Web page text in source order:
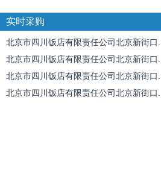
实时采购
北京市四川饭店有限责任公司北京新街口...
北京市四川饭店有限责任公司北京新街口...
北京市四川饭店有限责任公司北京新街口...
北京市四川饭店有限责任公司北京新街口...